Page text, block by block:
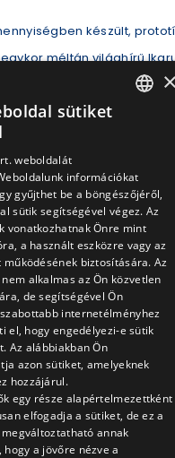
készült,
méltán világhírű
termékének, egyben a
állít emléket.
gyűjtői modell, 14 éven
Ft
TOVÁBBI
×
sütiket
weboldalát
információkat
gyűjthet be a böngészőjéről,
sütik segítségével végez. Az
vonatkozhatnak Önre mint
a használt eszközre vagy az
biztosítására. Az
alkalmas az Ön közvetlen
de segítségével Ön
internetélményhez
el, hogy engedélyezi-e sütik
Az alábbiakban Ön
azon sütiket, amelyeknek
hozzájárul.
egy része alapértelmezettként
elfogadja a sütiket, de ez a
annak
hogy a jövőre nézve a